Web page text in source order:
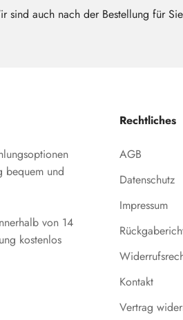
sind auch nach der Bestellung für
bequem und
von 14
kostenlos
Rechtliches
AGB
Datenschutz
Impressum
Kontakt
Vertrag